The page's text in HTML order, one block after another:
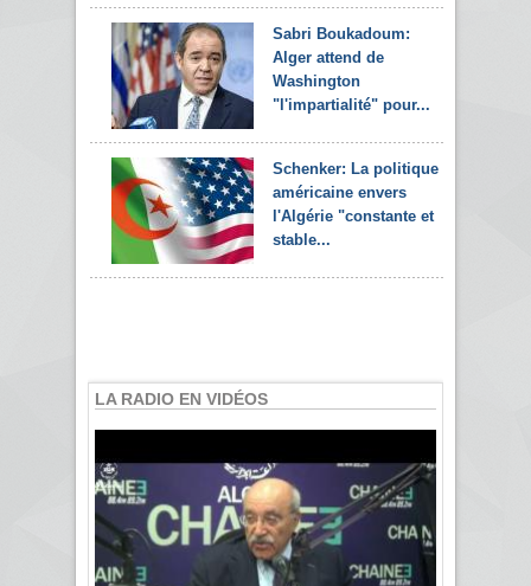
Sabri Boukadoum:
Alger attend de
Washington
"l'impartialité" pour...
Schenker: La politique
américaine envers
l'Algérie "constante et
stable...
LA RADIO EN VIDÉOS